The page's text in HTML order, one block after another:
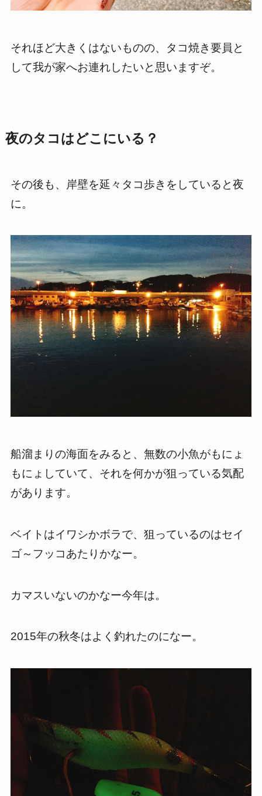
それほど大きくはないものの、タコ焼き要員と
して我が家へお連れしたいと思いますぞ。
夜のタコはどこにいる？
その後も、岸壁を延々タコ歩きをしていると夜
に。
船溜まりの海面をみると、無数の小魚がもにょ
もにょしていて、それを何かが狙っている気配
があります。
ベイトはイワシかボラで、狙っているのはセイ
ゴ～フッコあたりかなー。
カマスいないのかなー今年は。
2015年の秋冬はよく釣れたのになー。